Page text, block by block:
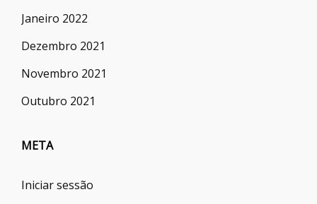
Janeiro 2022
Dezembro 2021
Novembro 2021
Outubro 2021
META
Iniciar sessão